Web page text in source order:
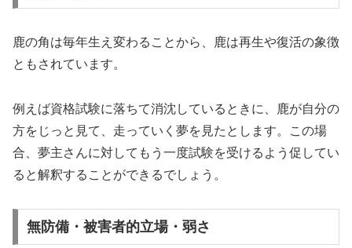
鹿の角は毎年生え変わることから、鹿は再生や復活の象徴
ともされています。
例えば資格試験に落ちて消沈しているときに、鹿が自分の
方をじっと見て、走っていく夢を見たとします。この場
合、夢主さんに対してもう一度試験を受けるよう促してい
ると解釈することができるでしょう。
無防備・被害者的立場・弱さ